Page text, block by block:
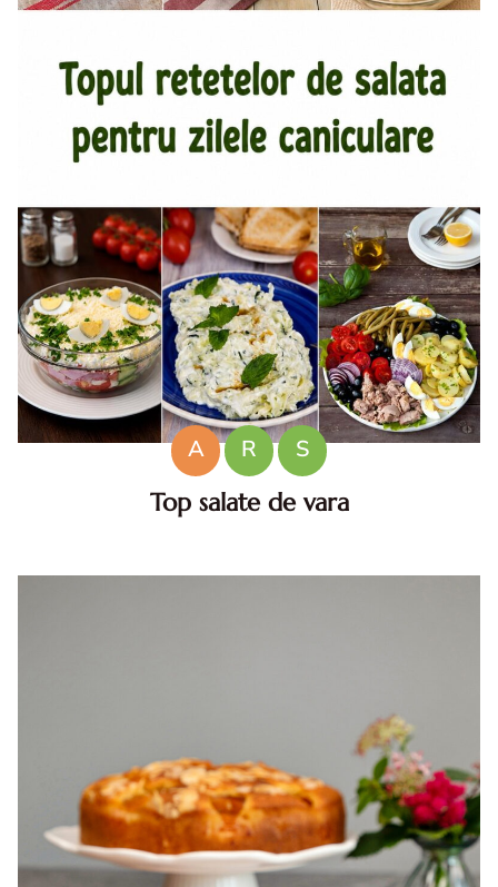
A R
S
Top salate de vara